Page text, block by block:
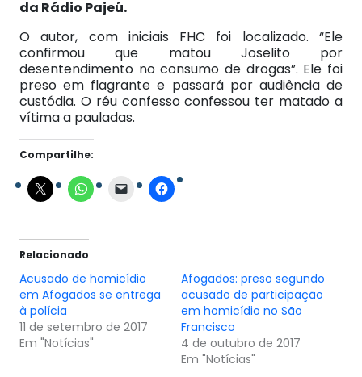
da Rádio Pajeú.
O autor, com iniciais FHC foi localizado. “Ele
confirmou que matou Joselito por
desentendimento no consumo de drogas”. Ele foi
preso em flagrante e passará por audiência de
custódia. O réu confesso confessou ter matado a
vítima a pauladas.
Compartilhe:
Relacionado
Acusado de homicídio
em Afogados se entrega
à polícia
11 de setembro de 2017
Em "Notícias"
Afogados: preso segundo
acusado de participação
em homicídio no São
Francisco
4 de outubro de 2017
Em "Notícias"